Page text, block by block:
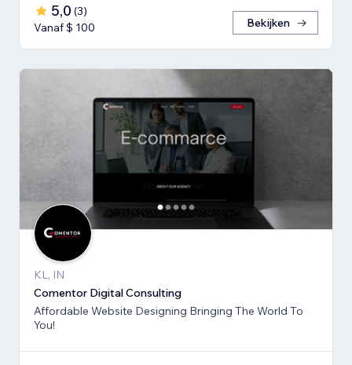
5,0 (3)
Vanaf $ 100
Bekijken
KL, IN
Comentor Digital Consulting
Affordable Website Designing Bringing The World To
You!